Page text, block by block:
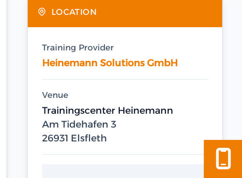
LOCATION
Training Provider
Heinemann Solutions GmbH
Venue
Trainingscenter Heinemann
Am Tidehafen 3
26931 Elsfleth